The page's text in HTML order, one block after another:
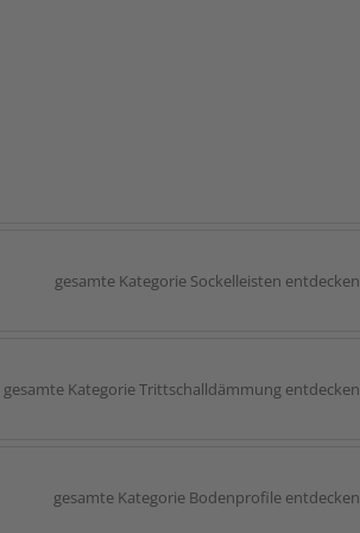
gesamte Kategorie Sockelleisten entdecken
gesamte Kategorie Trittschalldämmung entdecken
gesamte Kategorie Bodenprofile entdecken